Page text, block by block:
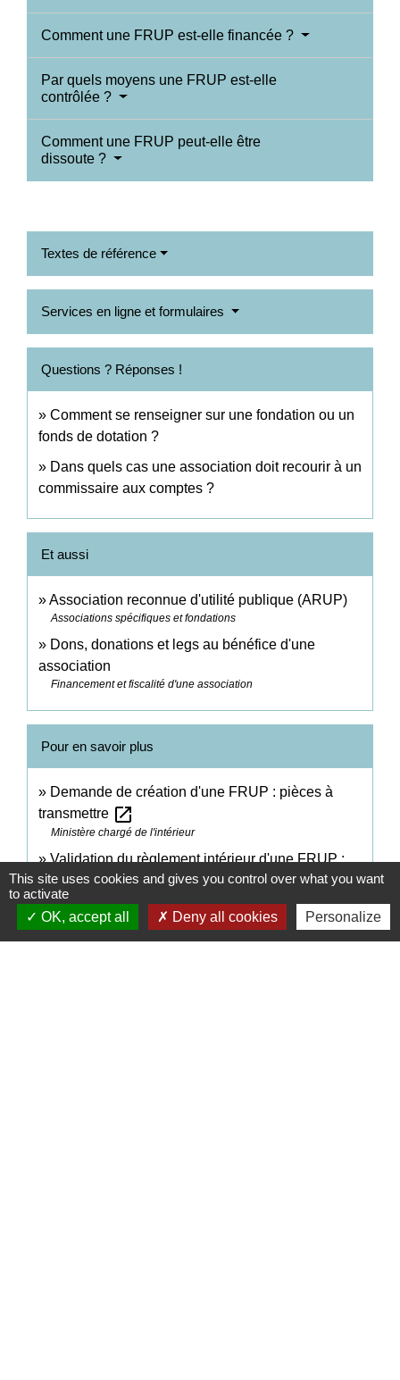
Comment une FRUP est-elle financée ?
Par quels moyens une FRUP est-elle
contrôlée ?
Comment une FRUP peut-elle être
dissoute ?
Textes de référence
Services en ligne et formulaires
Questions ? Réponses !
Comment se renseigner sur une fondation ou un
fonds de dotation ?
Dans quels cas une association doit recourir à un
commissaire aux comptes ?
Et aussi
Association reconnue d'utilité publique (ARUP)
Associations spécifiques et fondations
Dons, donations et legs au bénéfice d'une
association
Financement et fiscalité d'une association
Pour en savoir plus
Demande de création d'une FRUP : pièces à
transmettre open_in_new
Ministère chargé de l'intérieur
Validation du règlement intérieur d'une FRUP :
pièces à transmettreopen_in_new
Ministère chargé de l'intérieur
Modification des statuts d'une FRUP : pièces à
open_in_new
This site uses cookies and gives you control over what you want
to activate
OK, accept all
Deny all cookies Personalize